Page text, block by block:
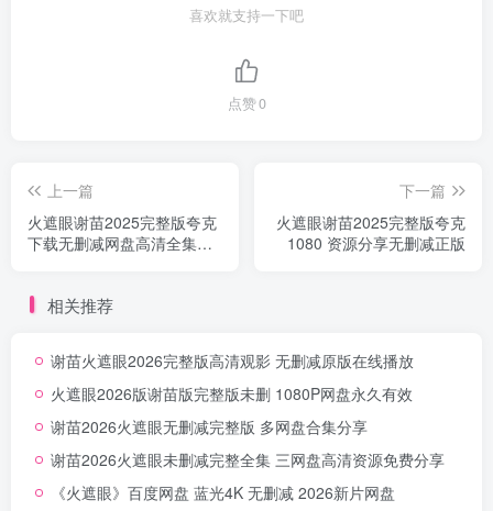
喜欢就支持一下吧
点赞0
上一篇
火遮眼谢苗2025完整版夸克
下载无删减网盘高清全集一
下一篇
火遮眼谢苗2025完整版夸克
1080 资源分享无删减正版
相关推荐
谢苗火遮眼2026完整版高清观影 无删减原版在线播放
火遮眼2026版谢苗版完整版未删 1080P网盘永久有效
谢苗2026火遮眼无删减完整版 多网盘合集分享
谢苗2026火遮眼未删减完整全集 三网盘高清资源免费分享
《火遮眼》百度网盘 蓝光4K 无删减 2026新片网盘